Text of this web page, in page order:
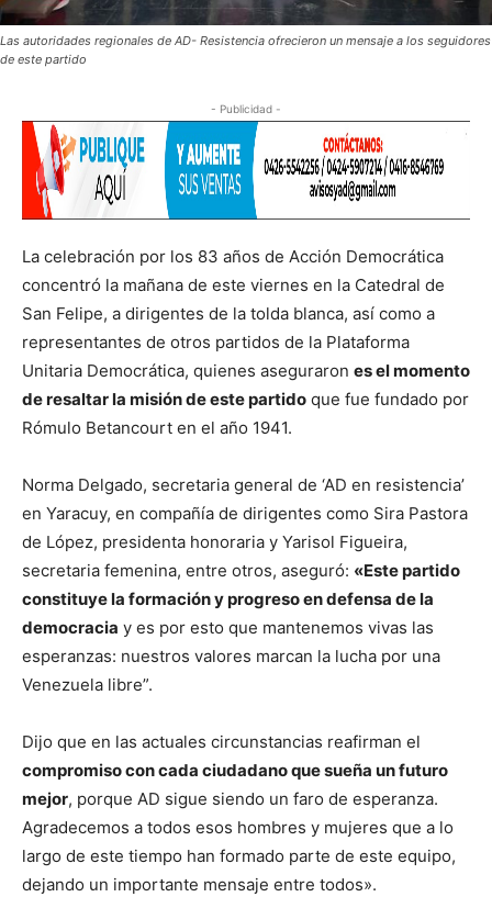
Las autoridades regionales de AD- Resistencia ofrecieron un mensaje a los seguidores
de este partido
- Publicidad -
La celebración por los 83 años de Acción Democrática
concentró la mañana de este viernes en la Catedral de
San Felipe, a dirigentes de la tolda blanca, así como a
representantes de otros partidos de la Plataforma
Unitaria Democrática, quienes aseguraron es el momento
de resaltar la misión de este partido que fue fundado por
Rómulo Betancourt en el año 1941.
Norma Delgado, secretaria general de ‘AD en resistencia’
en Yaracuy, en compañía de dirigentes como Sira Pastora
de López, presidenta honoraria y Yarisol Figueira,
secretaria femenina, entre otros, aseguró: «Este partido
constituye la formación y progreso en defensa de la
democracia y es por esto que mantenemos vivas las
esperanzas: nuestros valores marcan la lucha por una
Venezuela libre”.
Dijo que en las actuales circunstancias reafirman el
compromiso con cada ciudadano que sueña un futuro
mejor, porque AD sigue siendo un faro de esperanza.
Agradecemos a todos esos hombres y mujeres que a lo
largo de este tiempo han formado parte de este equipo,
dejando un importante mensaje entre todos».